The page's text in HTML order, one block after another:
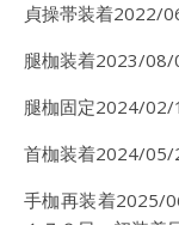
貞操帯装着2022/
腿枷装着2023/
腿枷固定2024/
首枷装着2024/
手枷再装着